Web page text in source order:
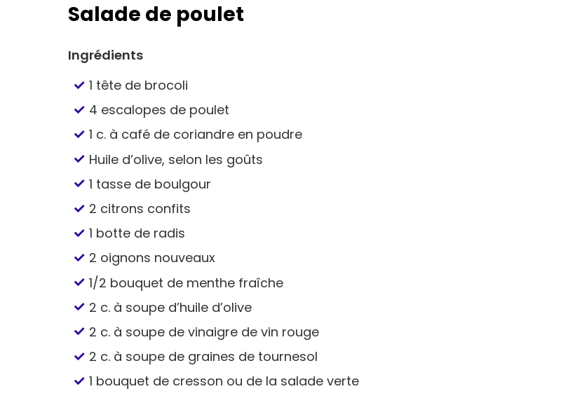
Salade de poulet
Ingrédients
1 tête de brocoli
4 escalopes de poulet
1 c. à café de coriandre en poudre
Huile d’olive, selon les goûts
1 tasse de boulgour
2 citrons confits
1 botte de radis
2 oignons nouveaux
1/2 bouquet de menthe fraîche
2 c. à soupe d’huile d’olive
2 c. à soupe de vinaigre de vin rouge
2 c. à soupe de graines de tournesol
1 bouquet de cresson ou de la salade verte